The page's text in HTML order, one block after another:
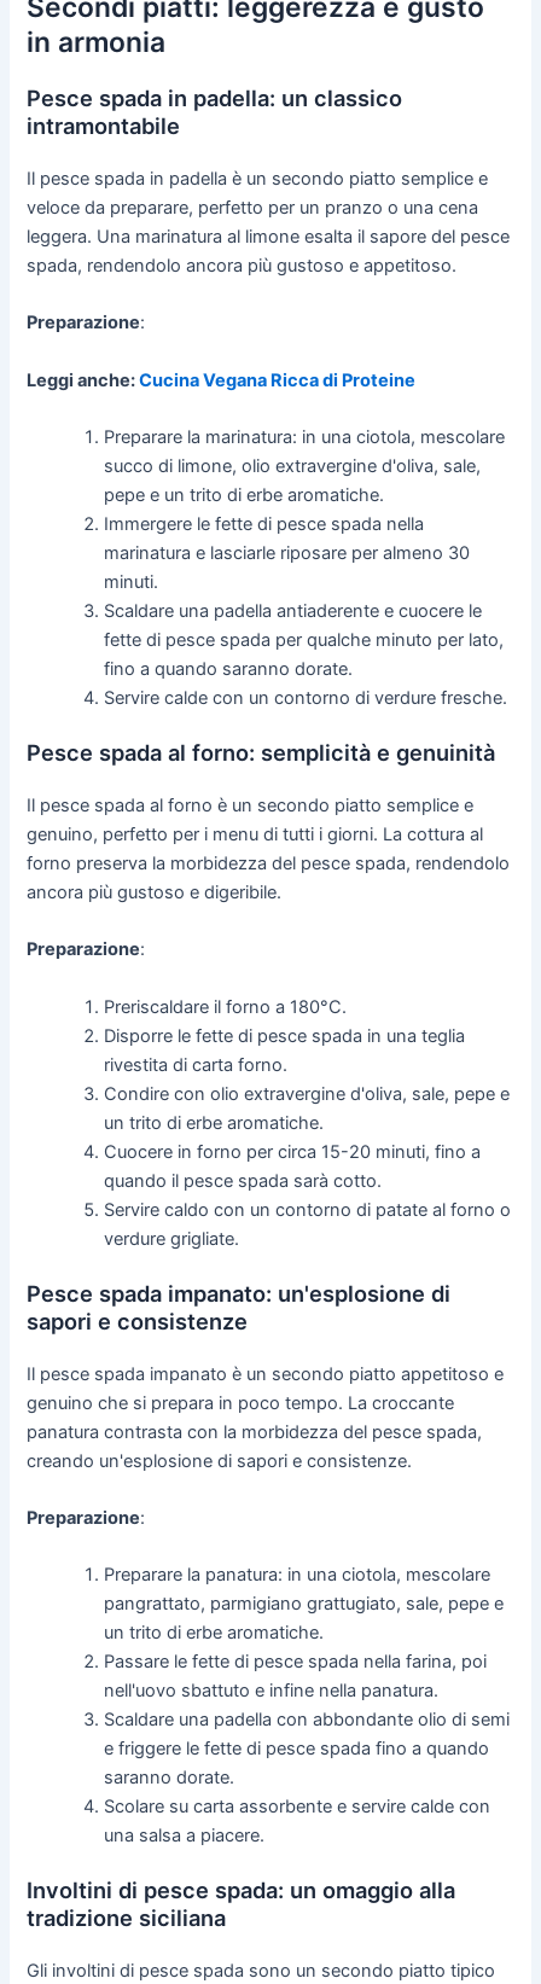
Secondi piatti: leggerezza e gusto
in armonia
Pesce spada in padella: un classico
intramontabile
Il pesce spada in padella è un secondo piatto semplice e
veloce da preparare, perfetto per un pranzo o una cena
leggera. Una marinatura al limone esalta il sapore del pesce
spada, rendendolo ancora più gustoso e appetitoso.
Preparazione:
Leggi anche:Cucina Vegana Ricca di Proteine
Preparare la marinatura: in una ciotola, mescolare
succo di limone, olio extravergine d'oliva, sale,
pepe e un trito di erbe aromatiche.
Immergere le fette di pesce spada nella
marinatura e lasciarle riposare per almeno 30
minuti.
Scaldare una padella antiaderente e cuocere le
fette di pesce spada per qualche minuto per lato,
fino a quando saranno dorate.
Servire calde con un contorno di verdure fresche.
Pesce spada al forno: semplicità e genuinità
Il pesce spada al forno è un secondo piatto semplice e
genuino, perfetto per i menu di tutti i giorni. La cottura al
forno preserva la morbidezza del pesce spada, rendendolo
ancora più gustoso e digeribile.
Preparazione:
Preriscaldare il forno a 180°C.
Disporre le fette di pesce spada in una teglia
rivestita di carta forno.
Condire con olio extravergine d'oliva, sale, pepe e
un trito di erbe aromatiche.
Cuocere in forno per circa 15-20 minuti, fino a
quando il pesce spada sarà cotto.
Servire caldo con un contorno di patate al forno o
verdure grigliate.
Pesce spada impanato: un'esplosione di
sapori e consistenze
Il pesce spada impanato è un secondo piatto appetitoso e
genuino che si prepara in poco tempo. La croccante
panatura contrasta con la morbidezza del pesce spada,
creando un'esplosione di sapori e consistenze.
Preparazione:
Preparare la panatura: in una ciotola, mescolare
pangrattato, parmigiano grattugiato, sale, pepe e
un trito di erbe aromatiche.
Passare le fette di pesce spada nella farina, poi
nell'uovo sbattuto e infine nella panatura.
Scaldare una padella con abbondante olio di semi
e friggere le fette di pesce spada fino a quando
saranno dorate.
Scolare su carta assorbente e servire calde con
una salsa a piacere.
Involtini di pesce spada: un omaggio alla
tradizione siciliana
Gli involtini di pesce spada sono un secondo piatto tipico